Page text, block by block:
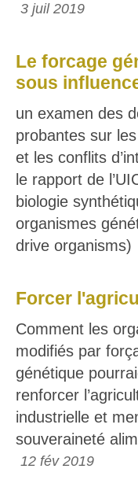
3 juil 2019
Le forcage
sous
un examen des
probantes sur
et les conflits
le rapport de
biologie
organismes
drive organisms)
Forcer
Comment les
modifiés par
génétique
renforcer
industrielle et
souveraineté
12 fév 2019